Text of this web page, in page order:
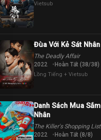
Vietsub
Đùa Với Kẻ Sát Nhân
The Deadly Affair
2022 Hoàn Tất (38/38)
Lồng Tiếng + Vietsub
Danh Sách Mua
Nhân
The Killer's Shopping List
2022 Hoàn Tất (8/8)